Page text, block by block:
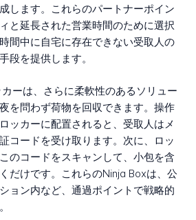
します。これらのパートナーポイン
と延長された営業時間のために選択
間中に自宅に存在できない受取人の
段を提供します。
ーは、さらに柔軟性のあるソリュー
を問わず荷物を回収できます。操作
ッカーに配置されると、受取人はメ
コードを受け取ります。次に、ロッ
のコードをスキャンして、小包を含
だけです。これらのNinja Boxは、公
ョン内など、通過ポイントで戦略的